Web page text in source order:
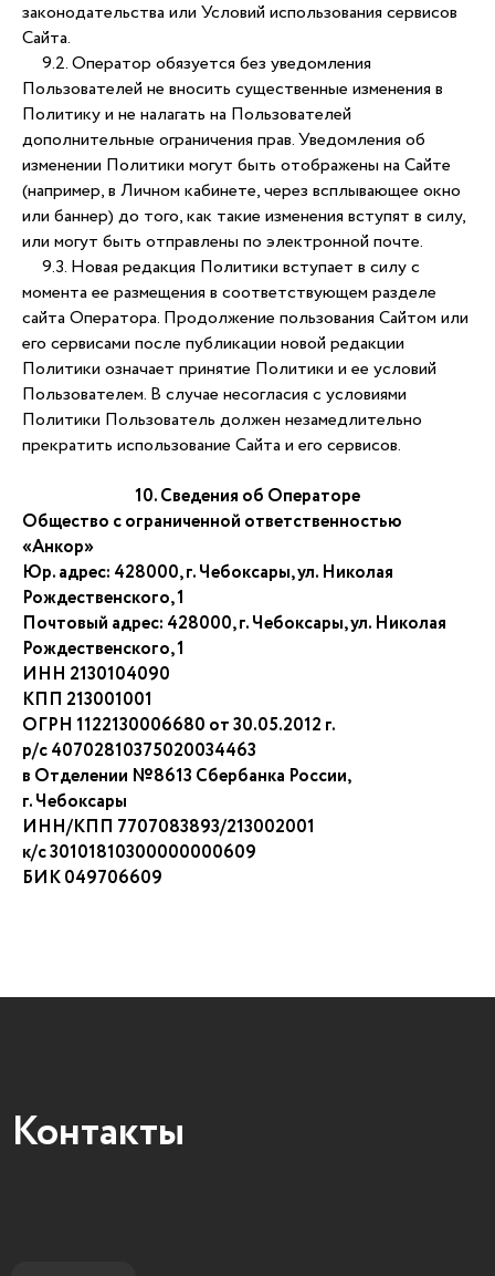
законодательства или Условий использования сервисов
Сайта.
9.2. Оператор обязуется без уведомления
Пользователей не вносить существенные изменения в
Политику и не налагать на Пользователей
дополнительные ограничения прав. Уведомления об
изменении Политики могут быть отображены на Сайте
(например, в Личном кабинете, через всплывающее окно
или баннер) до того, как такие изменения вступят в силу,
или могут быть отправлены по электронной почте.
9.3. Новая редакция Политики вступает в силу с
момента ее размещения в соответствующем разделе
сайта Оператора. Продолжение пользования Сайтом или
его сервисами после публикации новой редакции
Политики означает принятие Политики и ее условий
Пользователем. В случае несогласия с условиями
Политики Пользователь должен незамедлительно
прекратить использование Сайта и его сервисов.
10. Сведения об Операторе
Общество с ограниченной ответственностью
«Анкор»
Юр. адрес: 428000, г. Чебоксары, ул. Николая
Рождественского, 1
Почтовый адрес: 428000, г. Чебоксары, ул. Николая
Рождественского, 1
ИНН 2130104090
КПП 213001001
ОГРН 1122130006680 от 30.05.2012 г.
р/с 40702810375020034463
в Отделении №8613 Сбербанка России,
г. Чебоксары
ИНН/КПП 7707083893/213002001
к/с 30101810300000000609
БИК 049706609
© 2026 – Школа языков Ankor. Все права защищены.
Остались вопросы?
Задайте вопрос нашему
+7
Ясоглашаюсь на обработку персональных данных
согласно политике конфиденциальности
Отправить